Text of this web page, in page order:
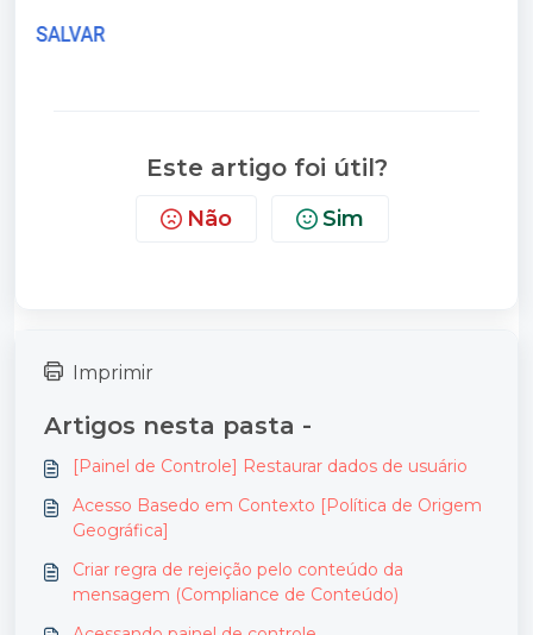
Este artigo foi útil?
Não Sim
Imprimir
Artigos nesta pasta -
[Painel de Controle] Restaurar dados de usuário
Acesso Basedo em Contexto [Política de Origem
Geográfica]
Criar regra de rejeição pelo conteúdo da
mensagem (Compliance de Conteúdo)